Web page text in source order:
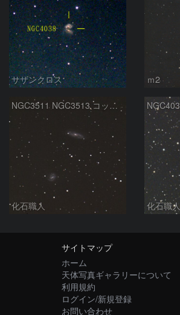
サザンクロス ｍ2
NGC3511 NGC3513 コップ座
化石職人 化石職人
サイトマップ
ホーム
天体写真ギャラリーについて
利用規約
ログイン/新規登録
お問い合わせ